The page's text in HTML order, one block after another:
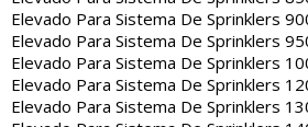
Elevado Para Sistema De Sprinklers
Elevado Para Sistema De Sprinklers
Elevado Para Sistema De Sprinklers
Elevado Para Sistema De Sprinklers
Elevado Para Sistema De Sprinklers